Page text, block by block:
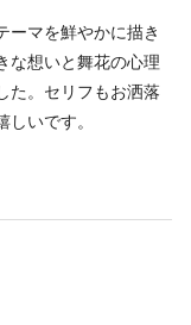
ーマを鮮やかに描き
な想いと舞花の心理
た。セリフもお洒落
いです。